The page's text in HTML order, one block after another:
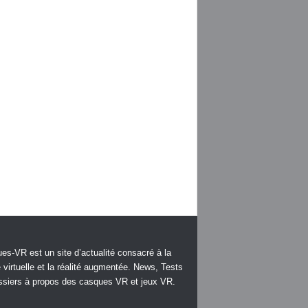
VR est un site d’actualité consacré à la
virtuelle et la réalité augmentée. News, Tests
à propos des casques VR et jeux VR.